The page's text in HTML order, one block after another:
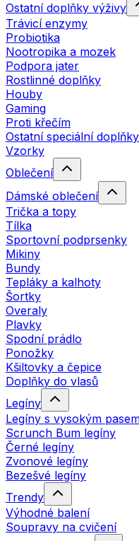
Ostatní doplňky výživy
Trávicí enzymy
Probiotika
Nootropika a mozek
Podpora jater
Rostlinné doplňky
Houby
Gaming
Proti křečím
Ostatní speciální
Vzorky
Oblečení
Dámské oblečení
Trička a topy
Tílka
Sportovní podprsenky
Mikiny
Bundy
Tepláky a kalhoty
Šortky
Overaly
Plavky
Spodní prádlo
Ponožky
Kšiltovky a čepice
Doplňky do vlasů
Legíny
Legíny s vysokým
Scrunch Bum legíny
Černé legíny
Zvonové legíny
Bezešvé legíny
Trendy
Výhodné balení
Soupravy na cvičení